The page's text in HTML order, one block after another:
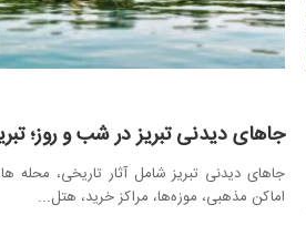
جاهای دیدنی تبریز در شب و روز؛
جاهای دیدنی تبریز شامل آثار تاریخی، محله
اماکن مذهبی، موزه‌ها، مراکز خرید، هتل...